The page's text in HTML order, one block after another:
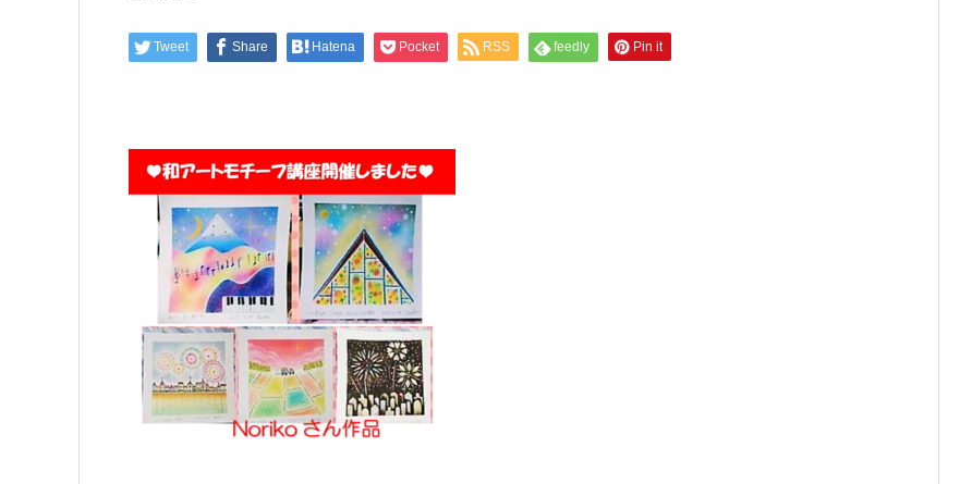
Tweet Share Hatena Pocket RSS feedly Pin it